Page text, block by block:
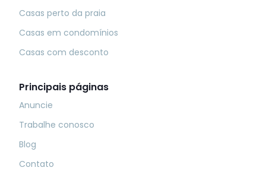
Casas perto da praia
Casas em condomínios
Casas com desconto
Principais páginas
Anuncie
Trabalhe conosco
Blog
Contato